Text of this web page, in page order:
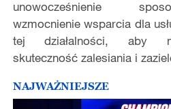
unowocześnienie
wzmocnienie wsparcia dla
tej działalności, aby
skuteczność zalesiania i
NAJWAŻNIEJSZE